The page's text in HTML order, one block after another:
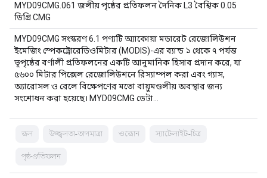
MYD09CMG.061 জলীয় পৃষ্ঠের প্রতিফলন দৈনিক L3 বৈশ্বিক 0.05
ডিগ্রি CMG
MYD09CMG সংস্করণ 6.1 পণ্যটি অ্যাকোয়া মডারেট রেজোলিউশন
ইমেজিং স্পেকট্রোরেডিওমিটার (MODIS)-এর ব্যান্ড ১ থেকে ৭ পর্যন্ত
ভূপৃষ্ঠের বর্ণালী প্রতিফলনের একটি আনুমানিক হিসাব প্রদান করে, যা
৫৬০০ মিটার পিক্সেল রেজোলিউশনে রিস্যাম্পল করা এবং গ্যাস,
অ্যারোসল ও রেলে বিক্ষেপণের মতো বায়ুমণ্ডলীয় অবস্থার জন্য
সংশোধন করা হয়েছে। MYD09CMG ডেটা…
জল উজ্জ্বলতা-তাপমাত্রা ওজোন স্যাটেলাইট-চিত্র
পৃষ্ঠ-প্রতিফলন